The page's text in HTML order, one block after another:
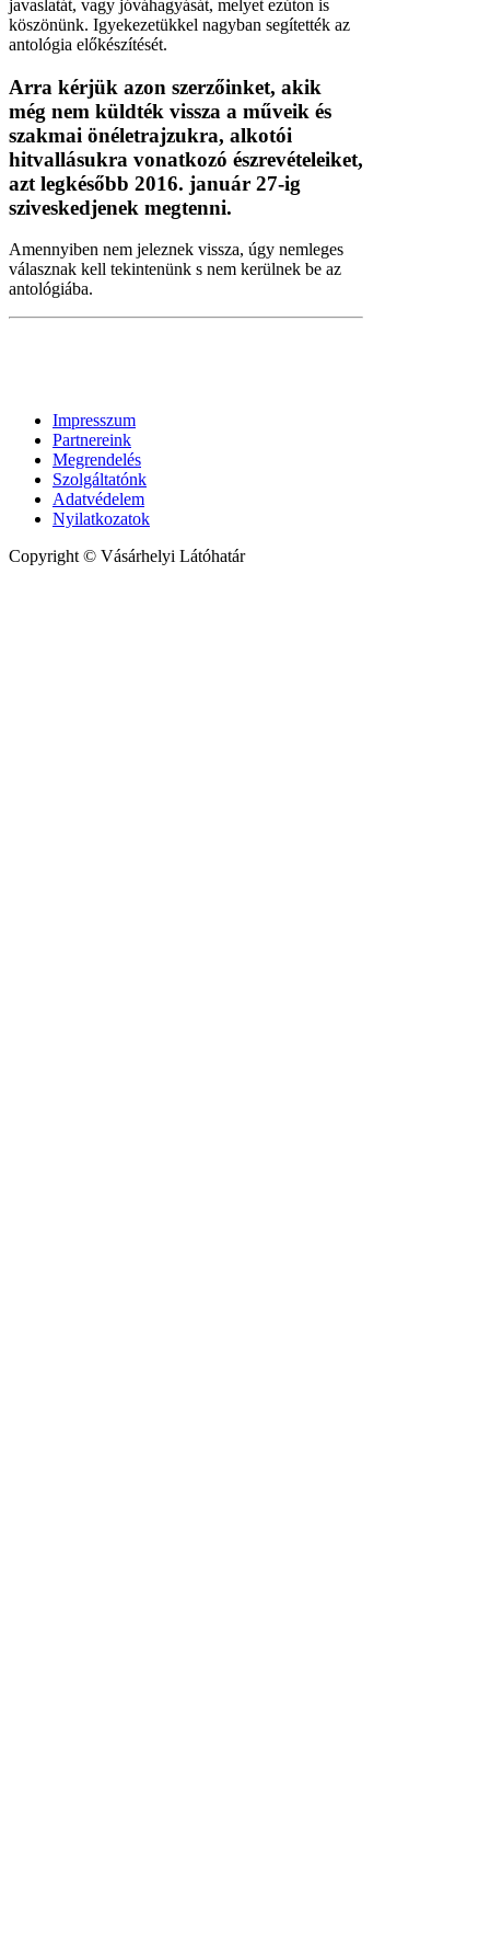
javaslatát, vagy jóváhagyását, melyet ezúton is
köszönünk. Igyekezetükkel nagyban segítették az
antológia előkészítését.
Arra kérjük azon szerzőinket, akik
még nem küldték vissza a műveik és
szakmai önéletrajzukra, alkotói
hitvallásukra vonatkozó észrevételeiket,
azt legkésőbb 2016. január 27-ig
sziveskedjenek megtenni.
Amennyiben nem jeleznek vissza, úgy nemleges
válasznak kell tekintenünk s nem kerülnek be az
antológiába.
Impresszum
Partnereink
Megrendelés
Szolgáltatónk
Adatvédelem
Nyilatkozatok
Copyright © Vásárhelyi Látóhatár